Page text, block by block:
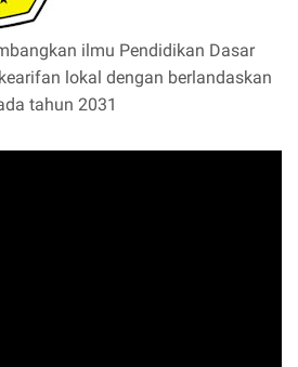
ilmu Pendidikan Dasar
lokal dengan berlandaskan
tahun 2031